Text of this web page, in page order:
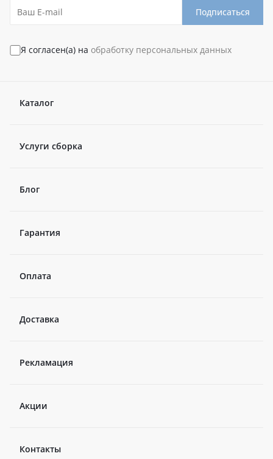
Подписаться
Я согласен(а) на обработку персональных данных
Каталог
Услуги сборка
Блог
Гарантия
Оплата
Доставка
Рекламация
Акции
Контакты